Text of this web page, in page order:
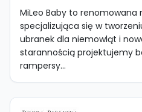
MiLeo Baby to renomowana
specjalizująca się w
ubranek dla niemowląt i
starannością projektujemy
rampersy...